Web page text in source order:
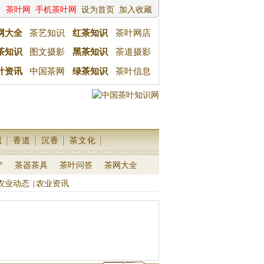
茶叶网 手机茶叶网 设为首页 加入收藏
大全 茶艺知识 红茶知识
茶叶网店
知识
图文摄影 黑茶知识 茶道摄影
资讯 中国茶网 绿茶知识 茶叶信息
香道 沉香 茶文化
茶器茶具 茶叶问答 茶网大全
业动态 农业资讯